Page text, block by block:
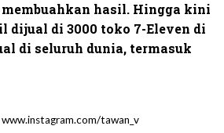
membuahkan hasil. Hingga kini
dijual di 3000 toko 7-Eleven di
di seluruh dunia, termasuk
tawan_v